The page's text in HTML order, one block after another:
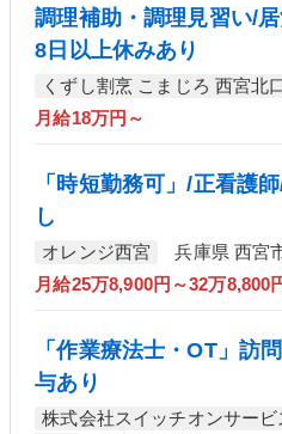
調理補助・調理見習い/
8日以上休みあり
くずし割烹 こまじろ 西宮北
月給18万円～
「時短勤務可」/正看護
し
オレンジ西宮
兵庫県 西宮
月給25万8,900円～32万8,800
「作業療法士・OT」訪
与あり
株式会社スイッチオンサー